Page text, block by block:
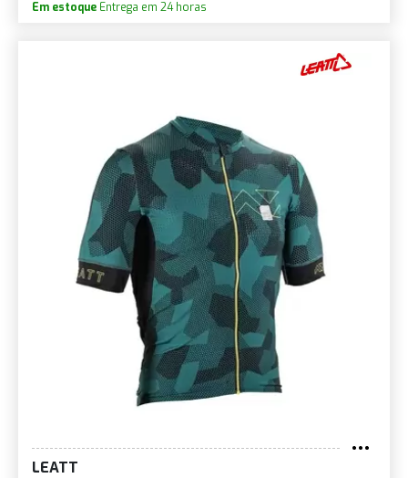
Em estoque Entrega em 24 horas
LEATT